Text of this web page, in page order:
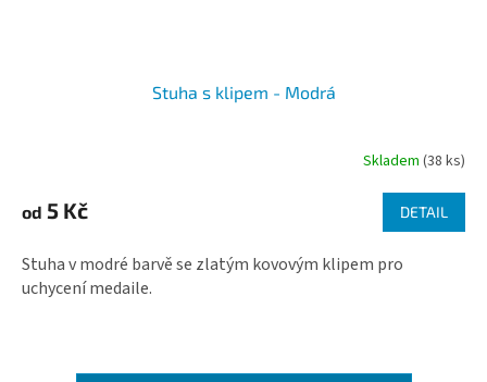
Stuha s klipem - Modrá
Skladem (38 ks)
od 5 Kč DETAIL
Stuha v modré barvě se zlatým kovovým klipem pro
uchycení medaile.